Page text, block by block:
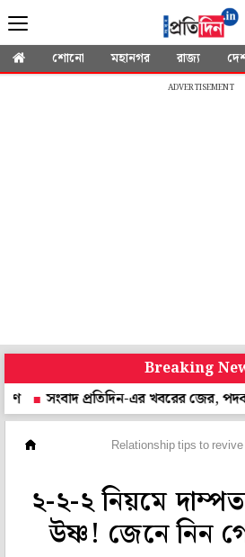
শোনো মহানগর রাজ্য
ADVERTISEMENT
Breaking
প্রতিদিন-এর খবরের জের, পদকজয়ীদের
Relationship tips to
২-২-২ নিয়মে
উষ্ণ! জেনে নিন